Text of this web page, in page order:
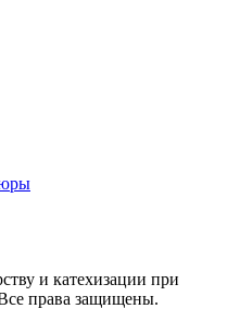
и катехизации при
права защищены.